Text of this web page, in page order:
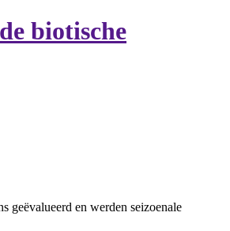
biotische
geëvalueerd en werden seizoenale